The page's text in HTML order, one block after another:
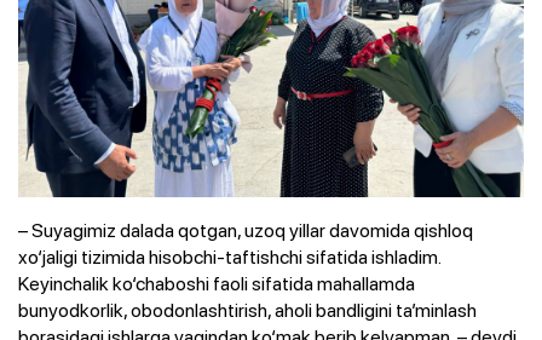
– Suyagimiz dalada qotgan, uzoq yillar davomida qishloq
xo‘jaligi tizimida hisobchi-taftishchi sifatida ishladim.
Keyinchalik ko‘chaboshi faoli sifatida mahallamda
bunyodkorlik, obodonlashtirish, aholi bandligini ta’minlash